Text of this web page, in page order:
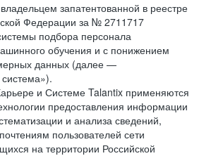
запатентованной в реестре
Федерации за № 2711717
подбора персонала
обучения и с понижением
данных (далее —
и Системе Talantix применяются
предоставления информации
и анализа сведений,
пользователей сети
на территории Российской